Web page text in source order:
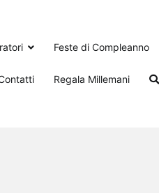
Feste di Compleanno
Regala Millemani